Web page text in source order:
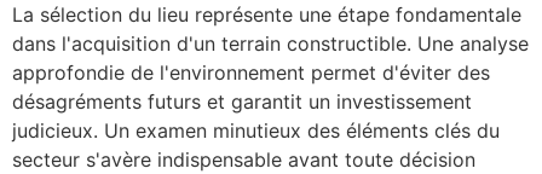
La sélection du lieu représente une étape fondamentale
dans l'acquisition d'un terrain constructible. Une analyse
approfondie de l'environnement permet d'éviter des
désagréments futurs et garantit un investissement
judicieux. Un examen minutieux des éléments clés du
secteur s'avère indispensable avant toute décision